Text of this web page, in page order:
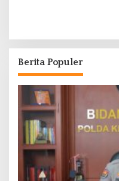
Berita Populer